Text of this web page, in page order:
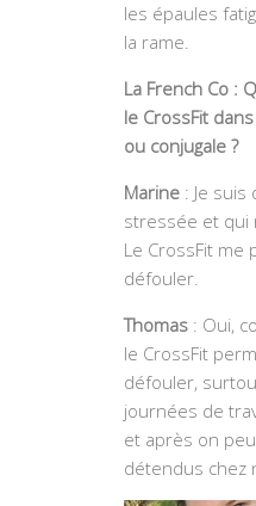
les épaules
la rame.
La French Co :
le CrossFit
ou conjugale ?
Marine : Je suis
stressée et qui
Le CrossFit me
défouler.
Thomas : Oui,
le CrossFit
défouler,
journées de
et après on
détendus chez